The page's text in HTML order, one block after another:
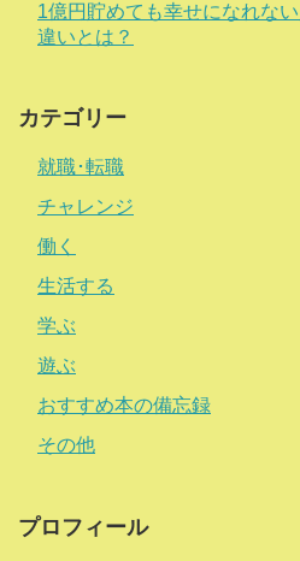
1億円貯めても幸せになれな
違いとは？
カテゴリー
就職･転職
チャレンジ
働く
生活する
学ぶ
遊ぶ
おすすめ本の備忘録
その他
プロフィール